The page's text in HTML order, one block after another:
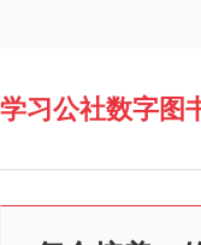
学习公社数字图